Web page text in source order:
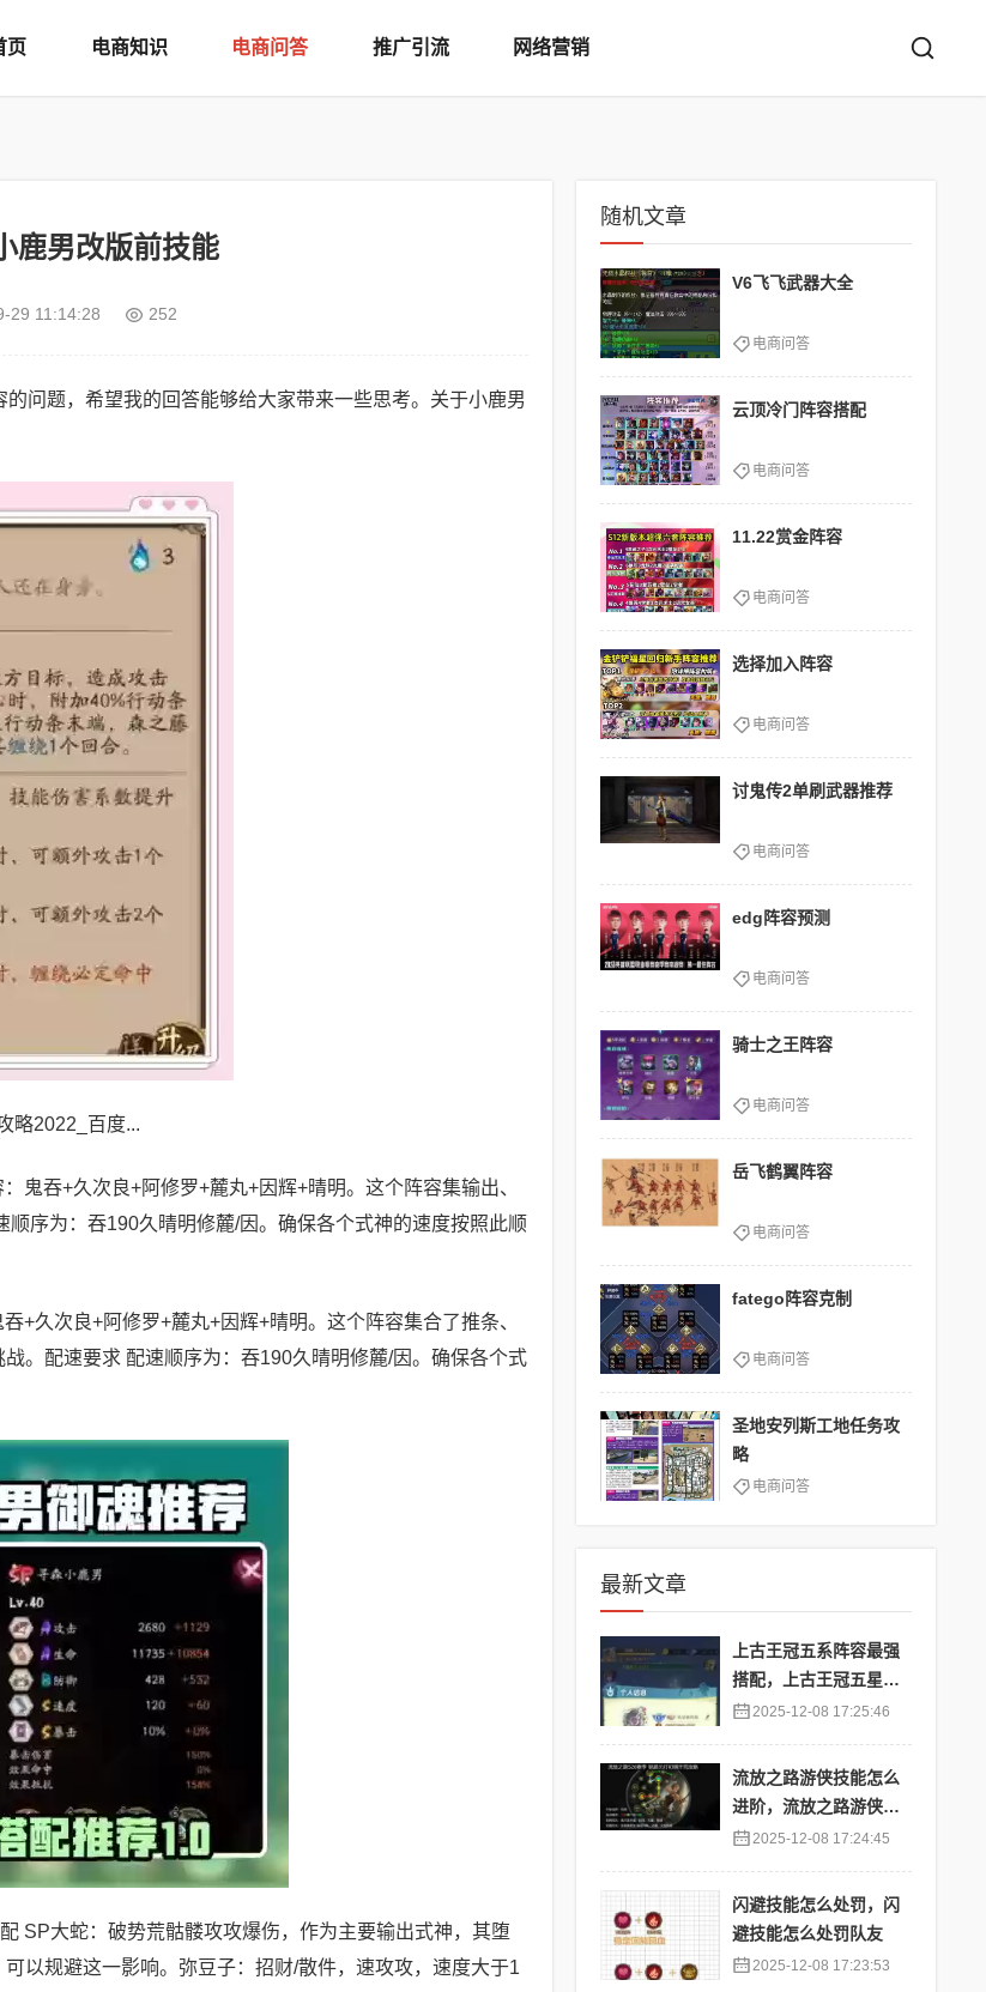
页 电商知识 电商问答 推广引流 网络营销
鹿男改版前技能
29 11:14:28 252
问题，希望我的回答能够给大家带来一些思考。关于小鹿男
略2022_百度...
鬼吞+久次良+阿修罗+麓丸+因辉+晴明。这个阵容集输出、
序为：吞190久晴明修麓/因。确保各个式神的速度按照此顺
+久次良+阿修罗+麓丸+因辉+晴明。这个阵容集合了推条、
。配速要求 配速顺序为：吞190久晴明修麓/因。确保各个式
SP大蛇：破势荒骷髅攻攻爆伤，作为主要输出式神，其堕
以规避这一影响。弥豆子：招财/散件，速攻攻，速度大于1
随机文章
V6飞飞武器大全
电商问答
云顶冷门阵容搭配
电商问答
11.22赏金阵容
电商问答
选择加入阵容
电商问答
讨鬼传2单刷武器推荐
电商问答
edg阵容预测
电商问答
骑士之王阵容
电商问答
岳飞鹤翼阵容
电商问答
fatego阵容克制
电商问答
圣地安列斯工地任务攻
略
电商问答
最新文章
上古王冠五系阵容最强
搭配，上古王冠五星排
行 2025-12-08 17:25:46
流放之路游侠技能怎么
进阶，流放之路游侠技
能怎么进阶的
2025-12-08 17:24:45
闪避技能怎么处罚，闪
避技能怎么处罚队友
2025-12-08 17:23:53